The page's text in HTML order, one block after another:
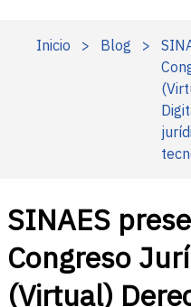
Inicio > Blog >
SINAES
Congreso
(Virtual)